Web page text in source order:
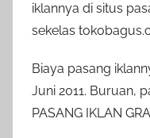
iklannya di situs
sekelas
Biaya pasang
Juni 2011. Buruan,
PASANG IKLAN